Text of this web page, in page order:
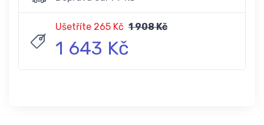
Ušetříte 265 Kč 1 908 Kč
1 643 Kč